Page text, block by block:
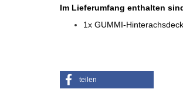
Im Lieferumfang enthalten
1x GUMMI-
teilen